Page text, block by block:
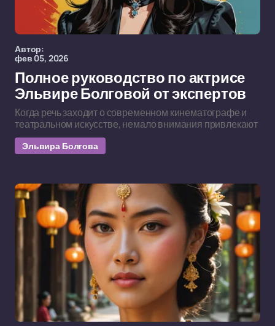
Автор:
фев 05, 2026
Полное руководство по актрисе
Эльвире Болговой от экспертов
Когда речь заходит о современном кинематографе и
театральном искусстве, немало внимания привлекают
Эльвира Болгова